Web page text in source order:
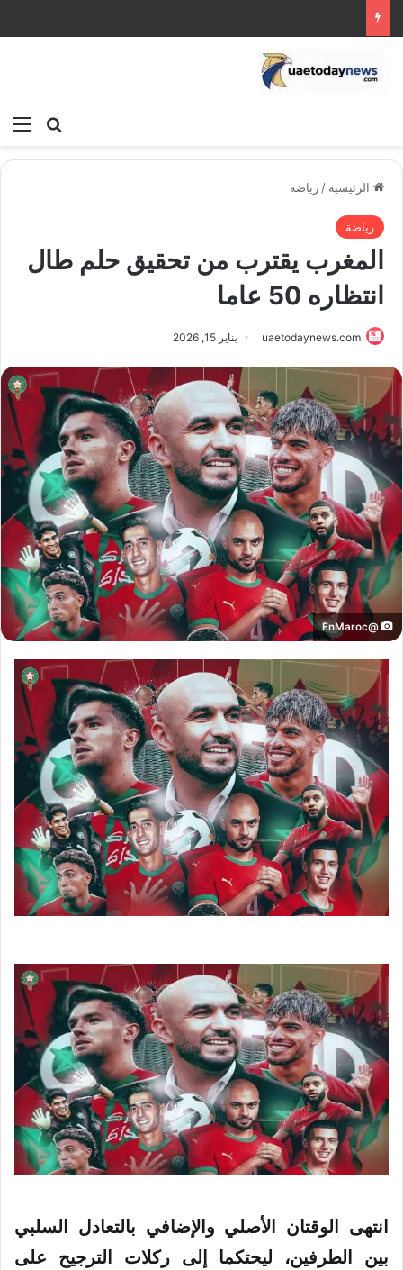
بحث
الرئيسية / رياضة
رياضة
المغرب يقترب من تحقيق حلم طال
انتظاره 50 عاما
uaetodaynews.com يناير 15, 2026
@EnMaroc
انتهى الوقتان الأصلي والإضافي بالتعادل السلبي
بين الطرفين، ليحتكما إلى ركلات الترجيح على